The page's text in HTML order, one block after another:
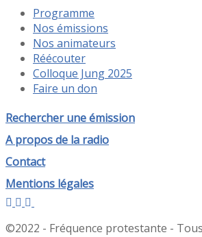
Programme
Nos émissions
Nos animateurs
Réécouter
Colloque Jung 2025
Faire un don
Rechercher une émission
A propos de la radio
Contact
Mentions légales
©2022 - Fréquence protestante -